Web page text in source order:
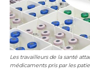
Les travailleurs de la santé
médicaments pris par les